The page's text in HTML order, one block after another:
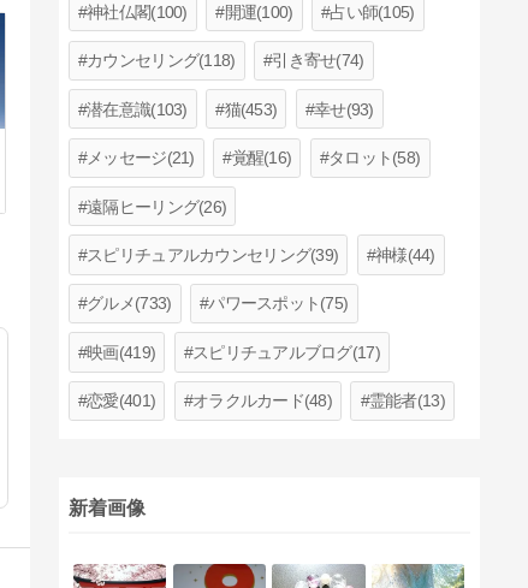
神社仏閣(100) 開運(100) 占い師(105)
カウンセリング(118) 引き寄せ(74)
潜在意識(103) 猫(453) 幸せ(93)
メッセージ(21) 覚醒(16) タロット(58)
遠隔ヒーリング(26)
スピリチュアルカウンセリング(39) 神様(44)
グルメ(733) パワースポット(75)
映画(419) スピリチュアルブログ(17)
恋愛(401) オラクルカード(48) 霊能者(13)
新着画像